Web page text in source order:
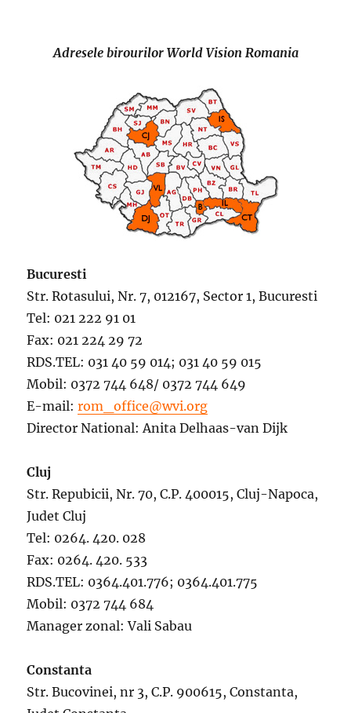
Adresele birourilor World Vision Romania
Bucuresti
Str. Rotasului, Nr. 7, 012167, Sector 1, Bucuresti
Tel: 021 222 91 01
Fax: 021 224 29 72
RDS.TEL: 031 40 59 014; 031 40 59 015
Mobil: 0372 744 648/ 0372 744 649
E-mail:rom_office@wvi.org
Director National: Anita Delhaas-van Dijk
Cluj
Str. Repubicii, Nr. 70, C.P. 400015, Cluj-Napoca,
Judet Cluj
Tel: 0264. 420. 028
Fax: 0264. 420. 533
RDS.TEL: 0364.401.776; 0364.401.775
Mobil: 0372 744 684
Manager zonal: Vali Sabau
Constanta
Str. Bucovinei, nr 3, C.P. 900615, Constanta,